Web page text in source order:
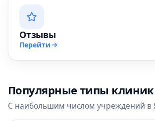
Отзывы
Перейти
Популярные типы клиник
С наибольшим числом учреждений в